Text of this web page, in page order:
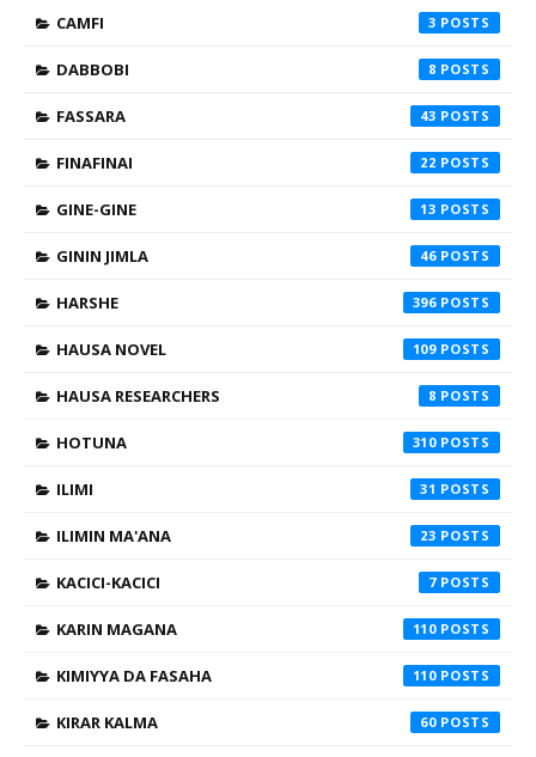
CAMFI 3
DABBOBI 8
FASSARA 43
FINAFINAI 22
GINE-GINE 13
GININ JIMLA 46
HARSHE 396
HAUSA NOVEL 109
HAUSA RESEARCHERS 8
HOTUNA 310
ILIMI 31
ILIMIN MA'ANA 23
KACICI-KACICI 7
KARIN MAGANA 110
KIMIYYA DA FASAHA 110
KIRAR KALMA 60